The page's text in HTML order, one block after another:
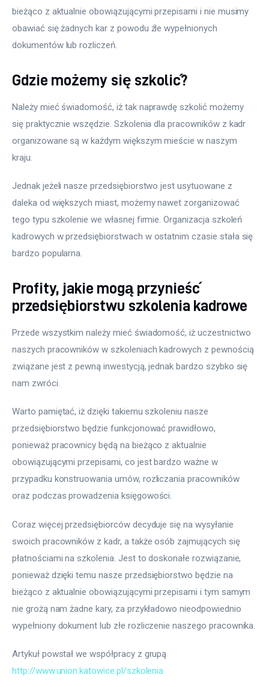
bieżąco z aktualnie obowiązującymi przepisami i nie musimy
obawiać się żadnych kar z powodu źle wypełnionych
dokumentów lub rozliczeń.
Gdzie możemy się szkolić?
Należy mieć świadomość, iż tak naprawdę szkolić możemy
się praktycznie wszędzie. Szkolenia dla pracowników z kadr
organizowane są w każdym większym mieście w naszym
kraju.
Jednak jeżeli nasze przedsiębiorstwo jest usytuowane z
daleka od większych miast, możemy nawet zorganizować
tego typu szkolenie we własnej firmie. Organizacja szkoleń
kadrowych w przedsiębiorstwach w ostatnim czasie stała się
bardzo popularna.
Profity, jakie mogą przynieść
przedsiębiorstwu szkolenia kadrowe
Przede wszystkim należy mieć świadomość, iż uczestnictwo
naszych pracowników w szkoleniach kadrowych z pewnością
związane jest z pewną inwestycją, jednak bardzo szybko się
nam zwróci.
Warto pamiętać, iż dzięki takiemu szkoleniu nasze
przedsiębiorstwo będzie funkcjonować prawidłowo,
ponieważ pracownicy będą na bieżąco z aktualnie
obowiązującymi przepisami, co jest bardzo ważne w
przypadku konstruowania umów, rozliczania pracowników
oraz podczas prowadzenia księgowości.
Coraz więcej przedsiębiorców decyduje się na wysyłanie
swoich pracowników z kadr, a także osób zajmujących się
płatnościami na szkolenia. Jest to doskonałe rozwiązanie,
ponieważ dzięki temu nasze przedsiębiorstwo będzie na
bieżąco z aktualnie obowiązującymi przepisami i tym samym
nie grożą nam żadne kary, za przykładowo nieodpowiednio
wypełniony dokument lub złe rozliczenie naszego pracownika.
Artykuł powstał we współpracy z grupą
http://www.union.katowice.pl/szkolenia